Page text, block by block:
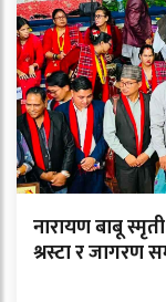
नारायण बाबू
श्रस्टा र जागरण